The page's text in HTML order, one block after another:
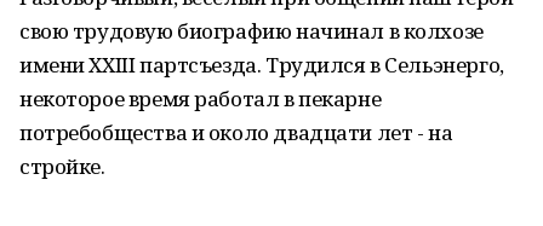
свою трудовую биографию начинал в колхозе
имени XXIII партсъезда. Трудился в Сельэнерго,
некоторое время работал в пекарне
потребобщества и около двадцати лет - на
стройке.